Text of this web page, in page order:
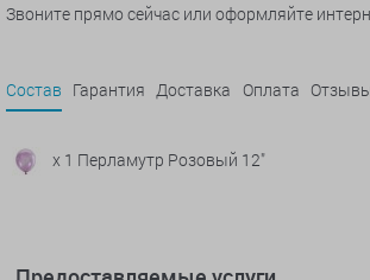
Звоните прямо сейчас или оформляйте
Состав Гарантия Доставка Оплата
x 1 Перламутр Розовый 12"